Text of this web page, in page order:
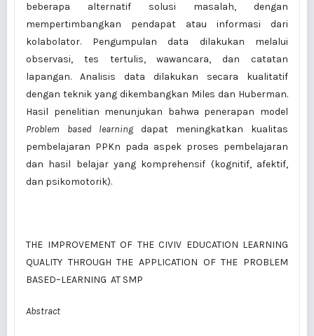
beberapa alternatif solusi masalah, dengan
mempertimbangkan pendapat atau informasi dari
kolabolator. Pengumpulan data dilakukan melalui
observasi, tes tertulis, wawancara, dan catatan
lapangan. Analisis data dilakukan secara kualitatif
dengan teknik yang dikembangkan Miles dan Huberman.
Hasil penelitian menunjukan bahwa penerapan model
Problem based learningdapat meningkatkan kualitas
pembelajaran PPKn pada aspek proses pembelajaran
dan hasil belajar yang komprehensif (kognitif, afektif,
dan psikomotorik).
THE IMPROVEMENT OF THE CIVIV EDUCATION LEARNING
QUALITY THROUGH THE APPLICATION OF THE PROBLEM
BASED–LEARNING AT SMP
Abstract